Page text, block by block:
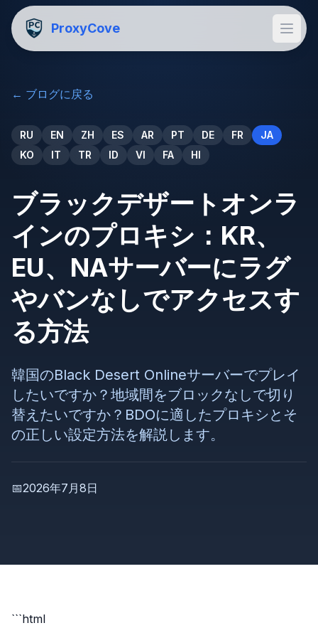
ProxyCove
← ブログに戻る
RU EN ZH ES AR PT DE FR
JA
KO
IT TR ID VI FA HI
ブラックデザートオンラ
インのプロキシ：KR、
EU、NAサーバーにラグ
やバンなしでアクセスす
る方法
韓国のBlack Desert Onlineサーバーでプレイ
したいですか？地域間をブロックなしで切り
替えたいですか？BDOに適したプロキシとそ
の正しい設定方法を解説します。
📅2026年7月8日
```html